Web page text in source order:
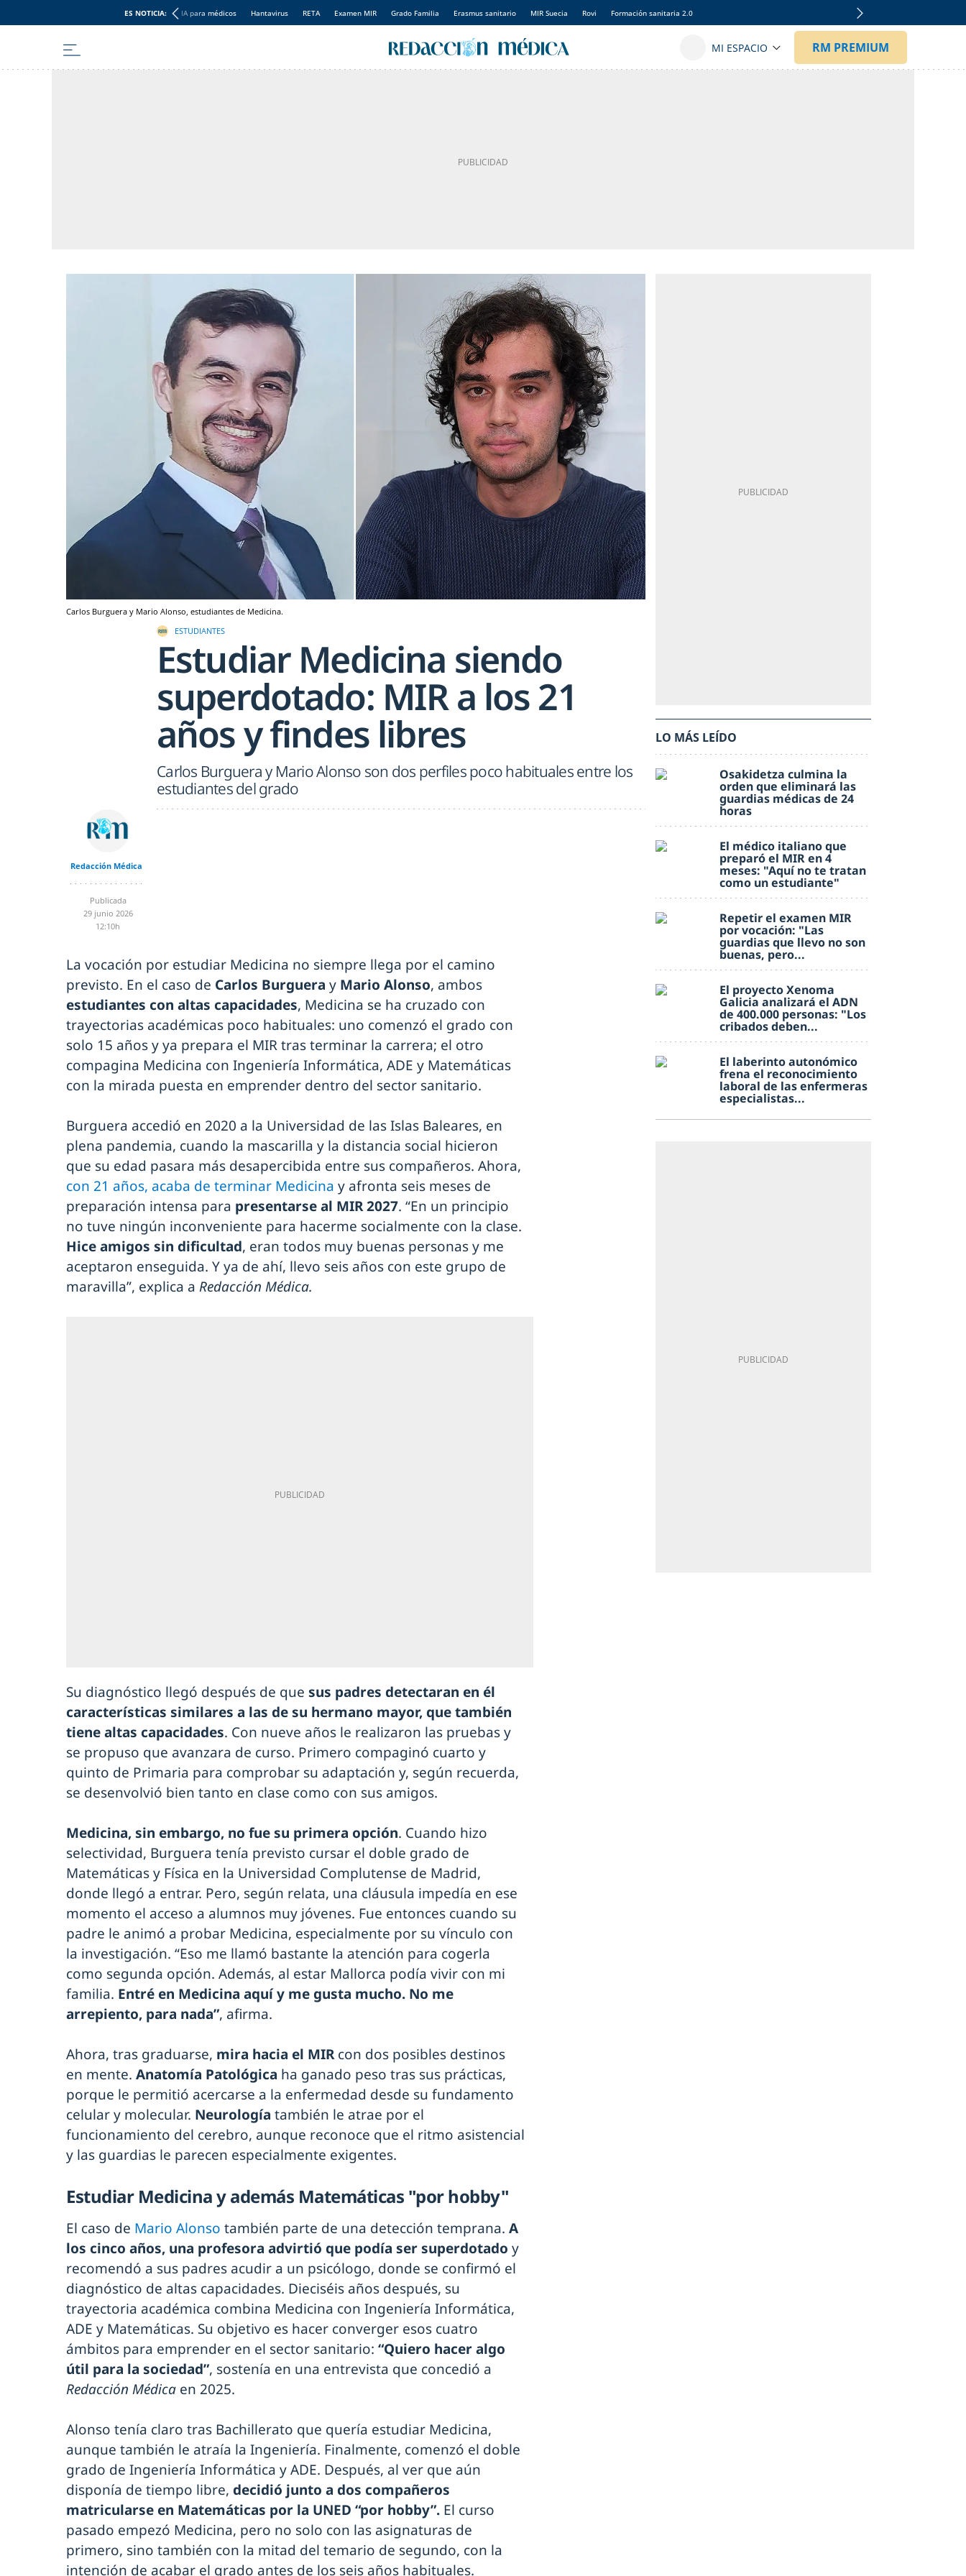
ES NOTICIA: IA para médicos Hantavirus RETA Examen MIR Grado Familia Erasmus sanitario MIR Suecia Rovi Formación sanitaria 2.0
Carlos Burguera y Mario Alonso, estudiantes de Medicina.
ESTUDIANTES
Estudiar Medicina siendo
superdotado: MIR a los 21
años y findes libres
Carlos Burguera y Mario Alonso son dos perfiles poco habituales entre los
estudiantes del grado
Redacción Médica
Publicada
29 junio 2026
12:10h
La vocación por estudiar Medicina no siempre llega por el camino
previsto. En el caso de Carlos Burguera y Mario Alonso, ambos
estudiantes con altas capacidades, Medicina se ha cruzado con
trayectorias académicas poco habituales: uno comenzó el grado con
solo 15 años y ya prepara el MIR tras terminar la carrera; el otro
compagina Medicina con Ingeniería Informática, ADE y Matemáticas
con la mirada puesta en emprender dentro del sector sanitario.
Burguera accedió en 2020 a la Universidad de las Islas Baleares, en
plena pandemia, cuando la mascarilla y la distancia social hicieron
que su edad pasara más desapercibida entre sus compañeros. Ahora,
con 21 años, acaba de terminar Medicina y afronta seis meses de
preparación intensa para presentarse al MIR 2027. “En un principio
no tuve ningún inconveniente para hacerme socialmente con la clase.
Hice amigos sin dificultad, eran todos muy buenas personas y me
aceptaron enseguida. Y ya de ahí, llevo seis años con este grupo de
maravilla”, explica a Redacción Médica.
Su diagnóstico llegó después de que sus padres detectaran en él
características similares a las de su hermano mayor, que también
tiene altas capacidades. Con nueve años le realizaron las pruebas y
se propuso que avanzara de curso. Primero compaginó cuarto y
quinto de Primaria para comprobar su adaptación y, según recuerda,
se desenvolvió bien tanto en clase como con sus amigos.
Medicina, sin embargo, no fue su primera opción. Cuando hizo
selectividad, Burguera tenía previsto cursar el doble grado de
Matemáticas y Física en la Universidad Complutense de Madrid,
donde llegó a entrar. Pero, según relata, una cláusula impedía en ese
momento el acceso a alumnos muy jóvenes. Fue entonces cuando su
padre le animó a probar Medicina, especialmente por su vínculo con
la investigación. “Eso me llamó bastante la atención para cogerla
como segunda opción. Además, al estar Mallorca podía vivir con mi
familia. Entré en Medicina aquí y me gusta mucho. No me
arrepiento, para nada”, afirma.
Ahora, tras graduarse, mira hacia el MIRcon dos posibles destinos
en mente. Anatomía Patológica ha ganado peso tras sus prácticas,
porque le permitió acercarse a la enfermedad desde su fundamento
celular y molecular. Neurología también le atrae por el
funcionamiento del cerebro, aunque reconoce que el ritmo asistencial
y las guardias le parecen especialmente exigentes.
Estudiar Medicina y además Matemáticas "por hobby"
El caso de Mario Alonso también parte de una detección temprana. A
los cinco años, una profesora advirtió que podía ser superdotado y
recomendó a sus padres acudir a un psicólogo, donde se confirmó el
diagnóstico de altas capacidades. Dieciséis años después, su
trayectoria académica combina Medicina con Ingeniería Informática,
ADE y Matemáticas. Su objetivo es hacer converger esos cuatro
ámbitos para emprender en el sector sanitario: “Quiero hacer algo
útil para la sociedad”, sostenía en una entrevista que concedió a
Redacción Médica en 2025.
Alonso tenía claro tras Bachillerato que quería estudiar Medicina,
aunque también le atraía la Ingeniería. Finalmente, comenzó el doble
grado de Ingeniería Informática y ADE. Después, al ver que aún
disponía de tiempo libre, decidió junto a dos compañeros
matricularse en Matemáticas por la UNED “por hobby”. El curso
pasado empezó Medicina, pero no solo con las asignaturas de
primero, sino también con la mitad del temario de segundo, con la
intención de acabar el grado antes de los seis años habituales.
LO MÁS LEÍDO
Osakidetza culmina la
orden que eliminará las
guardias médicas de 24
horas
El médico italiano que
preparó el MIR en 4
meses: "Aquí no te tratan
como un estudiante"
Repetir el examen MIR
por vocación: "Las
guardias que llevo no son
buenas, pero...
El proyecto Xenoma
Galicia analizará el ADN
de 400.000 personas: "Los
cribados deben...
El laberinto autonómico
frena el reconocimiento
laboral de las enfermeras
especialistas...